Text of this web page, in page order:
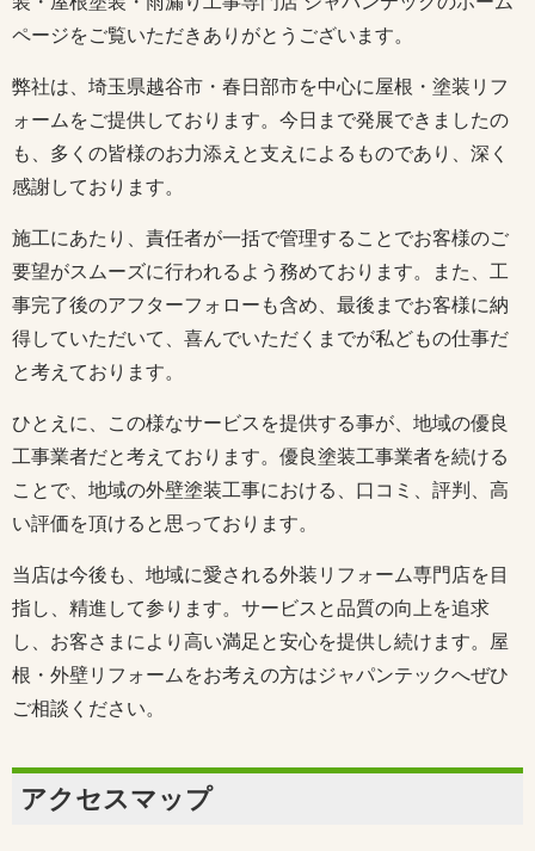
ページをご覧いただきありがとうございます。
弊社は、埼玉県越谷市・春日部市を中心に屋根・塗装リフ
ォームをご提供しております。今日まで発展できましたの
も、多くの皆様のお力添えと支えによるものであり、深く
感謝しております。
施工にあたり、責任者が一括で管理することでお客様のご
要望がスムーズに行われるよう務めております。また、工
事完了後のアフターフォローも含め、最後までお客様に納
得していただいて、喜んでいただくまでが私どもの仕事だ
と考えております。
ひとえに、この様なサービスを提供する事が、地域の優良
工事業者だと考えております。優良塗装工事業者を続ける
ことで、地域の外壁塗装工事における、口コミ、評判、高
い評価を頂けると思っております。
当店は今後も、地域に愛される外装リフォーム専門店を目
指し、精進して参ります。サービスと品質の向上を追求
し、お客さまにより高い満足と安心を提供し続けます。屋
根・外壁リフォームをお考えの方はジャパンテックへぜひ
ご相談ください。
アクセスマップ